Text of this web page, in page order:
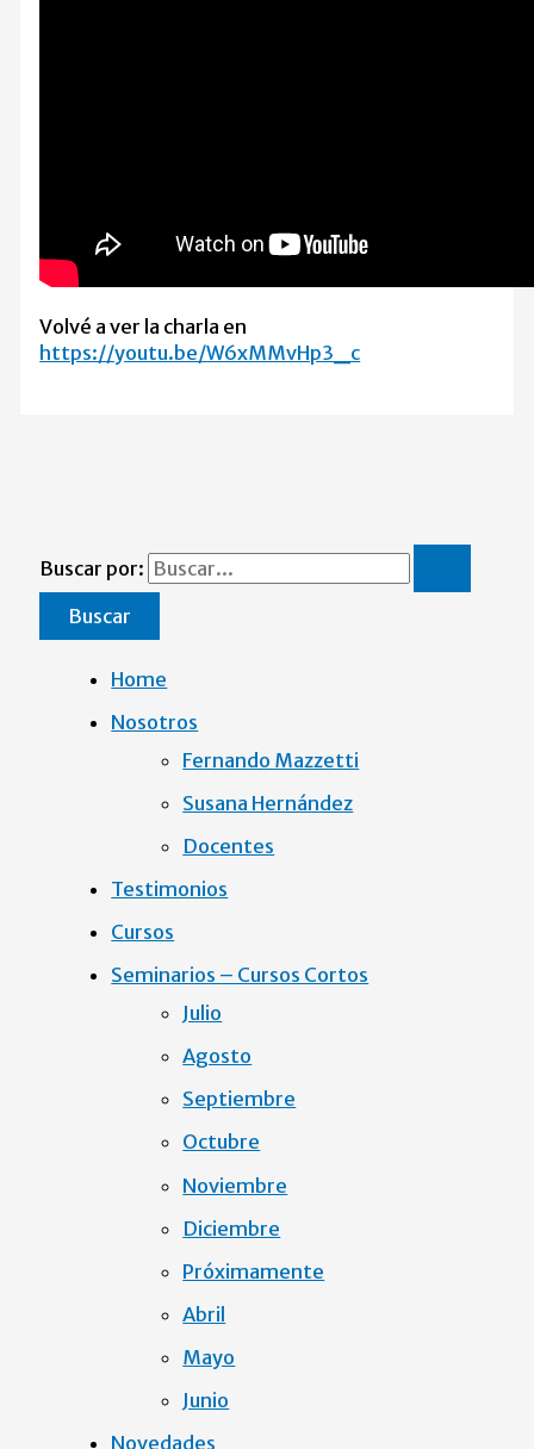
Volvé a ver la charla en
https://youtu.be/W6xMMvHp3_c
Buscar por:
Home
Nosotros
Fernando Mazzetti
Susana Hernández
Docentes
Testimonios
Cursos
Seminarios – Cursos Cortos
Julio
Agosto
Septiembre
Octubre
Noviembre
Diciembre
Próximamente
Abril
Mayo
Junio
Novedades